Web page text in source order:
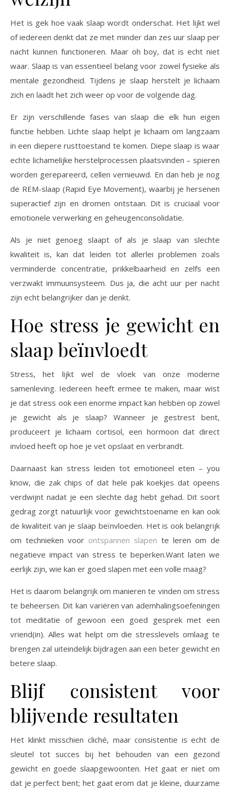
Het is gek hoe vaak slaap wordt onderschat. Het lijkt wel
of iedereen denkt dat ze met minder dan zes uur slaap per
nacht kunnen functioneren. Maar oh boy, dat is echt niet
waar. Slaap is van essentieel belang voor zowel fysieke als
mentale gezondheid. Tijdens je slaap herstelt je lichaam
zich en laadt het zich weer op voor de volgende dag.
Er zijn verschillende fases van slaap die elk hun eigen
functie hebben. Lichte slaap helpt je lichaam om langzaam
in een diepere rusttoestand te komen. Diepe slaap is waar
echte lichamelijke herstelprocessen plaatsvinden – spieren
worden gerepareerd, cellen vernieuwd. En dan heb je nog
de REM-slaap (Rapid Eye Movement), waarbij je hersenen
superactief zijn en dromen ontstaan. Dit is cruciaal voor
emotionele verwerking en geheugenconsolidatie.
Als je niet genoeg slaapt of als je slaap van slechte
kwaliteit is, kan dat leiden tot allerlei problemen zoals
verminderde concentratie, prikkelbaarheid en zelfs een
verzwakt immuunsysteem. Dus ja, die acht uur per nacht
zijn echt belangrijker dan je denkt.
Hoe stress je gewicht en
slaap beïnvloedt
Stress, het lijkt wel de vloek van onze moderne
samenleving. Iedereen heeft ermee te maken, maar wist
je dat stress ook een enorme impact kan hebben op zowel
je gewicht als je slaap? Wanneer je gestrest bent,
produceert je lichaam cortisol, een hormoon dat direct
invloed heeft op hoe je vet opslaat en verbrandt.
Daarnaast kan stress leiden tot emotioneel eten – you
know, die zak chips of dat hele pak koekjes dat opeens
verdwijnt nadat je een slechte dag hebt gehad. Dit soort
gedrag zorgt natuurlijk voor gewichtstoename en kan ook
de kwaliteit van je slaap beïnvloeden. Het is ook belangrijk
om technieken voor ontspannen slapen te leren om de
negatieve impact van stress te beperken.Want laten we
eerlijk zijn, wie kan er goed slapen met een volle maag?
Het is daarom belangrijk om manieren te vinden om stress
te beheersen. Dit kan variëren van ademhalingsoefeningen
tot meditatie of gewoon een goed gesprek met een
vriend(in). Alles wat helpt om die stresslevels omlaag te
brengen zal uiteindelijk bijdragen aan een beter gewicht en
betere slaap.
Blijf consistent voor
blijvende resultaten
Het klinkt misschien cliché, maar consistentie is echt de
sleutel tot succes bij het behouden van een gezond
gewicht en goede slaapgewoonten. Het gaat er niet om
dat je perfect bent; het gaat erom dat je kleine, duurzame